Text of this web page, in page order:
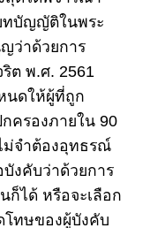
ทบัญญัติในพระ
ว่าด้วยการ
ต พ.ศ. 2561
นดให้ผู้ที่ถูก
ครองภายใน 90
ม่จำต้องอุทธรณ์
งคับว่าด้วยการ
ก็ได้ หรือจะเลือก
ทษของผู้บังคับ